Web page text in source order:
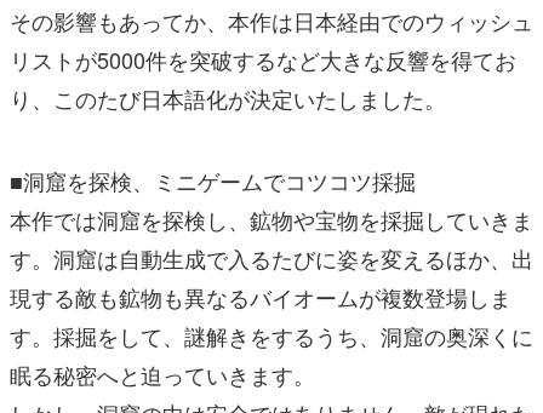
その影響もあってか、本作は日本経由でのウィッシュ
リストが5000件を突破するなど大きな反響を得てお
り、このたび日本語化が決定いたしました。
■洞窟を探検、ミニゲームでコツコツ採掘
本作では洞窟を探検し、鉱物や宝物を採掘していきま
す。洞窟は自動生成で入るたびに姿を変えるほか、出
現する敵も鉱物も異なるバイオームが複数登場しま
す。採掘をして、謎解きをするうち、洞窟の奥深くに
眠る秘密へと迫っていきます。